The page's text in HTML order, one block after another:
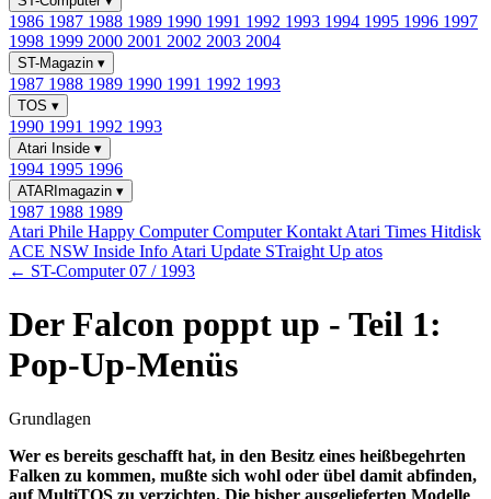
1986 1987 1988 1989 1990 1991 1992 1993 1994 1995 1996 1997
1998 1999 2000 2001 2002 2003 2004
ST-Magazin ▾
1987 1988 1989 1990 1991 1992 1993
TOS ▾
1990 1991 1992 1993
Atari Inside ▾
1994 1995 1996
ATARImagazin ▾
1987 1988 1989
Atari Phile Happy ComputerComputer Kontakt Atari Times Hitdisk
ACE NSW Inside Info Atari Update STraight Up atos
← ST-Computer 07 / 1993
Der Falcon poppt up - Teil 1:
Pop-Up-Menüs
Grundlagen
Wer es bereits geschafft hat, in den Besitz eines heißbegehrten
Falken zu kommen, mußte sich wohl oder übel damit abfinden,
auf MultiTOS zu verzichten. Die bisher ausgelieferten Modelle